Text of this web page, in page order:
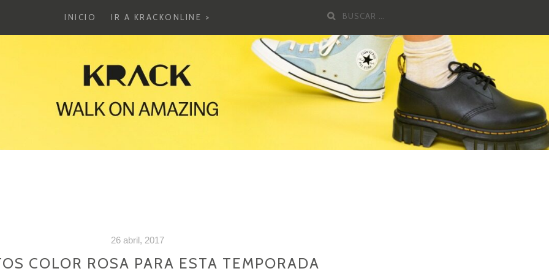
INICIO IR A KRACKONLINE >
Buscar
26 abril, 2017
COLOR ROSA PARA ESTA TEMPORADA